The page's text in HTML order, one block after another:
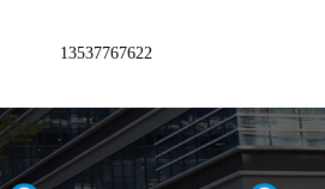
13537767622